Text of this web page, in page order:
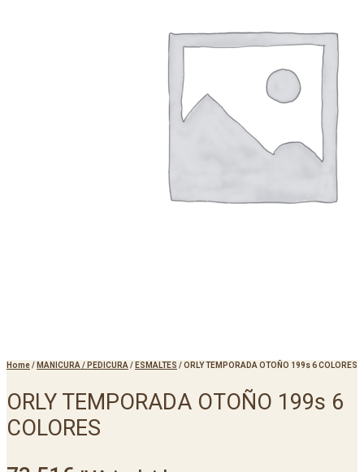
Home/ MANICURA / PEDICURA / ESMALTES /ORLY TEMPORADA OTOÑO 199s 6 COLORES
ORLY TEMPORADA OTOÑO 199s 6
COLORES